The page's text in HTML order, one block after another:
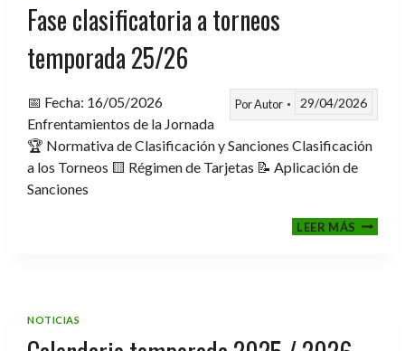
Fase clasificatoria a torneos
temporada 25/26
PorAutor 29/04/2026
📅 Fecha: 16/05/2026
Enfrentamientos de la Jornada
🏆 Normativa de Clasificación y Sanciones Clasificación
a los Torneos 🟨 Régimen de Tarjetas 📝 Aplicación de
Sanciones
LEER MÁSFASE
NOTICIAS